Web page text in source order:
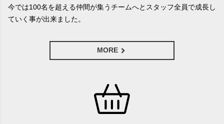
今では100名を超える仲間が集うチームへとスタッフ全員で成長し
ていく事が出来ました。
MORE